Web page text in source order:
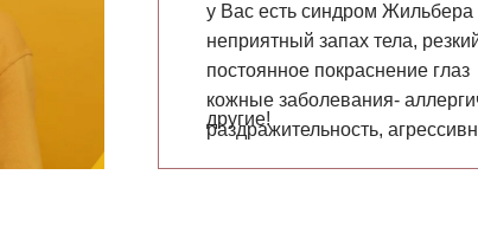
у Вас есть синдром Жильбера
неприятный запах тела,
постоянное покраснение глаз
кожные заболевания-
другие!
раздражительность,